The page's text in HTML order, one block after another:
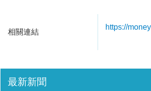
相關連結
https://
最新新聞